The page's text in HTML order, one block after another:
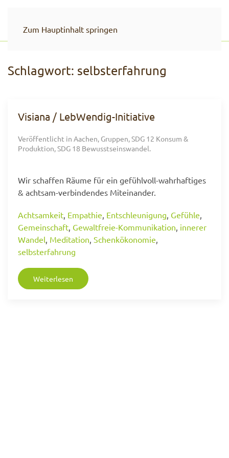
Zum Hauptinhalt springen
Schlagwort: selbsterfahrung
Visiana / LebWendig-Initiative
Veröffentlicht in Aachen, Gruppen,SDG 12 Konsum &
Produktion,SDG 18 Bewusstseinswandel.
Wir schaffen Räume für ein gefühlvoll-wahrhaftiges
& achtsam-verbindendes Miteinander.
Achtsamkeit, Empathie, Entschleunigung, Gefühle,
Gemeinschaft, Gewaltfreie-Kommunikation, innerer
Wandel, Meditation, Schenkökonomie,
selbsterfahrung
Weiterlesen